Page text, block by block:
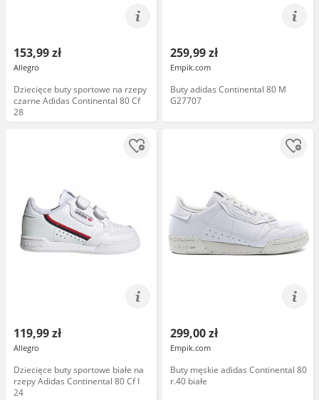
153,99 zł
Allegro
Dziecięce buty sportowe na rzepy
czarne Adidas Continental 80 Cf
28
259,99 zł
Empik.com
Buty adidas Continental 80 M
G27707
119,99 zł
Allegro
Dziecięce buty sportowe białe na
rzepy Adidas Continental 80 Cf I
24
299,00 zł
Empik.com
Buty męskie adidas Continental 80
r.40 białe